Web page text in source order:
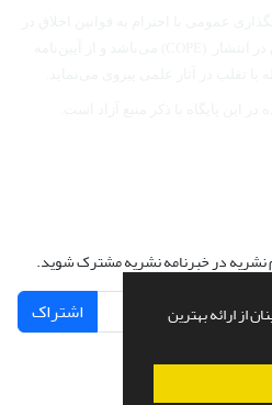
از ارائه بهترین
نشریه در خبرنامه نشریه مشترک شوید.
اشتراک